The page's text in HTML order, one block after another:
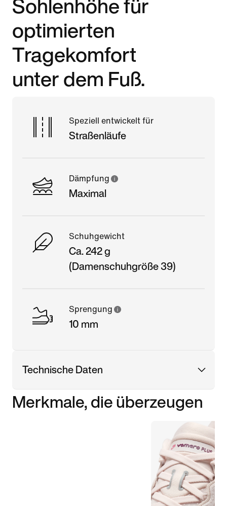
optimierten
Tragekomfort
unter dem Fuß.
Speziell entwickelt für
Straßenläufe
Dämpfung
Maximal
Schuhgewicht
Ca. 242 g
(Damenschuhgröße 39)
Sprengung
10 mm
Technische Daten
Merkmale, die überzeugen